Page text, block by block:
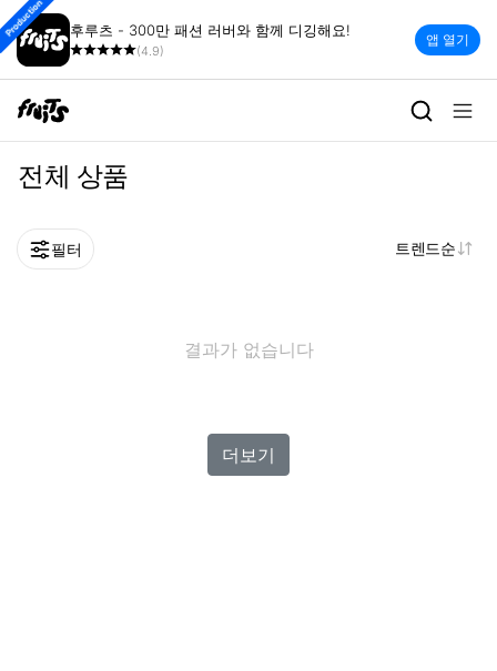
후루츠 - 300만 패션 러버와 함께 디깅해요!
(4.9)
앱 열기
전체 상품
필터 트렌드순
결과가 없습니다
더보기
Production